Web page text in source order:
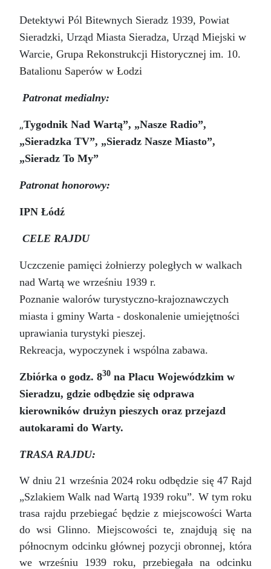
Detektywi Pól Bitewnych Sieradz 1939, Powiat
Sieradzki, Urząd Miasta Sieradza, Urząd Miejski w
Warcie, Grupa Rekonstrukcji Historycznej im. 10.
Batalionu Saperów w Łodzi
Patronat medialny:
„Tygodnik Nad Wartą”, „Nasze Radio”,
„Sieradzka TV”, „Sieradz Nasze Miasto”,
„Sieradz To My”
Patronat honorowy:
IPN Łódź
CELE RAJDU
Uczczenie pamięci żołnierzy poległych w walkach
nad Wartą we wrześniu 1939 r.
Poznanie walorów turystyczno-krajoznawczych
miasta i gminy Warta - doskonalenie umiejętności
uprawiania turystyki pieszej.
Rekreacja, wypoczynek i wspólna zabawa.
Zbiórka o godz. 830 na Placu Wojewódzkim w
Sieradzu, gdzie odbędzie się odprawa
kierowników drużyn pieszych oraz przejazd
autokarami do Warty.
TRASA RAJDU:
W dniu 21 września 2024 roku odbędzie się 47 Rajd
„Szlakiem Walk nad Wartą 1939 roku”. W tym roku
trasa rajdu przebiegać będzie z miejscowości Warta
do wsi Glinno. Miejscowości te, znajdują się na
północnym odcinku głównej pozycji obronnej, która
we wrześniu 1939 roku, przebiegała na odcinku